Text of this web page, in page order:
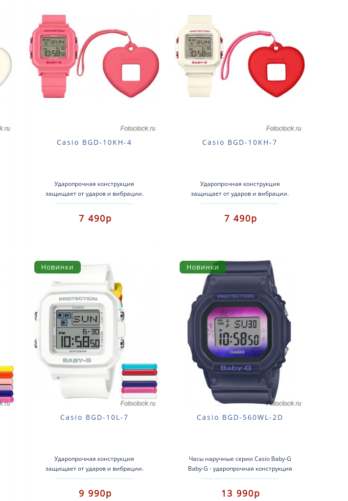
Casio BGD-10KH-4
Ударопрочная конструкция
защищает от ударов и вибрации.
Этот комплект Baby-G+ можно носить
двумя способами: как н..
7 490р
Casio BGD-10KH-7
Ударопрочная конструкция
защищает от ударов и вибрации.
Этот комплект Baby-G+ можно носить
двумя способами: как..
7 490р
Новинки
Casio BGD-10L-7
Ударопрочная конструкция
защищает от ударов и вибрации.
Корпус этой модели изготовлен из
смолы. Когда в..
9 990р
Новинки
Casio BGD-560WL-2D
Часы наручные серии Casio Baby-G
Baby-G - ударопрочная конструкция
защищает от ударов и вибрации.
Кварцевые наручные час..
13 990р